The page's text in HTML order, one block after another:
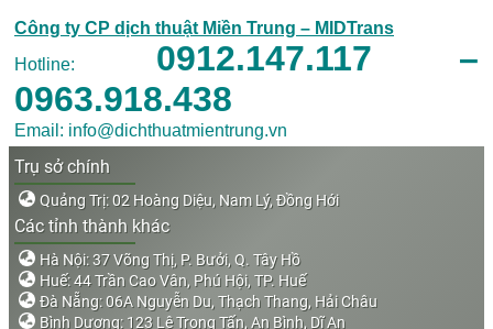
Công ty CP dịch thuật Miền Trung – MIDTrans
Hotline: 0912.147.117 –
0963.918.438
Email: info@dichthuatmientrung.vn
Trụ sở chính
Quảng Trị: 02 Hoàng Diệu, Nam Lý, Đồng Hới
Các tỉnh thành khác
Hà Nội: 37 Võng Thị, P. Bưởi, Q. Tây Hồ
Huế: 44 Trần Cao Vân, Phú Hội, TP. Huế
Đà Nẵng: 06A Nguyễn Du, Thạch Thang, Hải Châu
Bình Dương: 123 Lê Trọng Tấn, An Bình, Dĩ An